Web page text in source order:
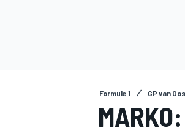
Formule 1 GP van